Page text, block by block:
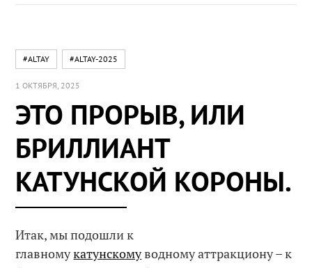
#ALTAY #ALTAY-2025
1 ОКТЯБРЯ, 2025
ЭТО ПРОРЫВ, ИЛИ
БРИЛЛИАНТ
КАТУНСКОЙ КОРОНЫ.
Итак, мы подошли к
главномукатунскомуводному аттракциону – к